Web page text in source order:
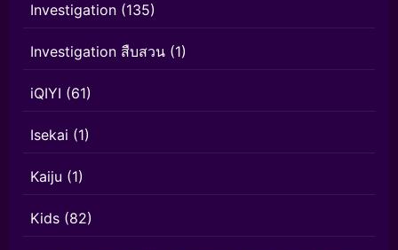
Investigation (135)
Investigation สืบสวน (1)
iQIYI (61)
Isekai (1)
Kaiju (1)
Kids (82)